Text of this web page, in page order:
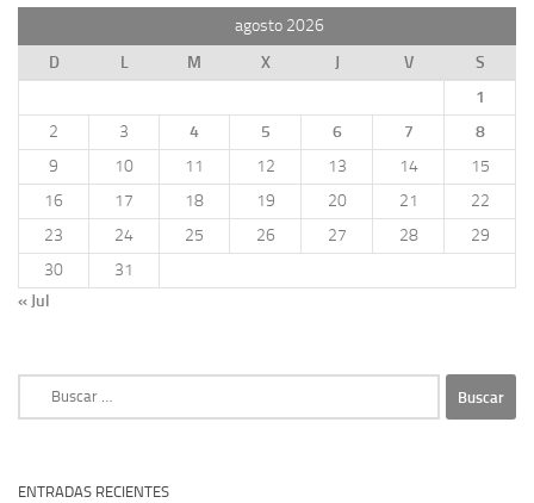
agosto 2026
D
L M X J V
S
1
2
3 4 5 6 7
8
9
10 11 12 13 14
15
16
17 18 19 20 21
22
23
24 25 26 27 28
29
30
31
« Jul
ENTRADAS RECIENTES